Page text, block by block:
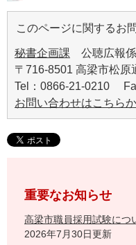
このページに関するお
秘書企画課 公聴広報係
〒716-8501 高梁市松原
Tel：0866-21-0210
お問い合わせはこちら
重要なお知らせ
高梁市職員採用試験につ
2026年7月30日更新